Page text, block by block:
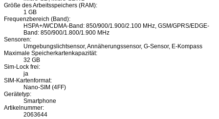
Größe des Arbeitsspeichers (RAM):
1 GB
Frequenzbereich (Band):
HSPA+/WCDMA-Band: 850/900/1.900/2.100 MHz, GSM/GPRS/EDGE-
Band: 850/900/1.800/1.900 MHz
Sensoren:
Umgebungslichtsensor, Annäherungssensor, G-Sensor, E-Kompass
Maximale Speicherkartenkapazität:
32 GB
Sim-Lock frei:
ja
SIM-Kartenformat:
Nano-SIM (4FF)
Gerätetyp:
Smartphone
Artikelnummer:
2063644